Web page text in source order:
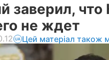
заверил,
не ждет
Цей матеріал також